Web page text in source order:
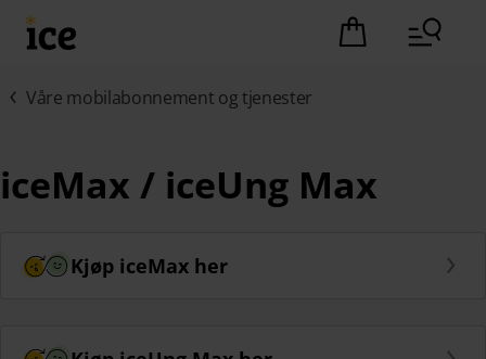
Hopp til hovedinnhold (Trykk Enter)
Det er ingen
Våre mobilabonnement og tjenester
iceMax / iceUng Max
Kjøp iceMax her